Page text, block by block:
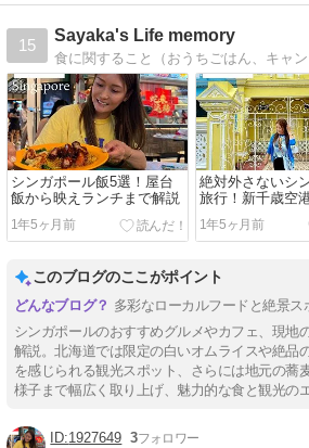
15
Sayaka's Life memory
シンガポール飯5選！屋台
飯から映えランチまで解説
1年5ヶ月前
絶対外さないシ
旅行！新千歳空
便
1年5ヶ月前
このブログのここがポイント
多彩なローカルフードと絶景ス
シンガポールのおすすめグルメやカフェ、現地
解説。北海道では限定の白いオムライスや絶品
を感じられる観光スポット、さらには地元の蕎
様子まで幅広く取り上げ、魅力的な食と観光の
1927649 3